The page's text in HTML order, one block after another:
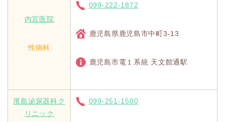
内宮医院
性病科
099-222-1872
鹿児島県鹿児島市中町3-13
鹿児島市電１系統 天文館通駅
濱島泌尿器科ク
リニック
099-251-1500